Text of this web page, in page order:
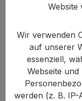
Bildergalerie
Website
Wir verwenden
auf unserer
essenziell,
Webseite
werden (z. B. IP-